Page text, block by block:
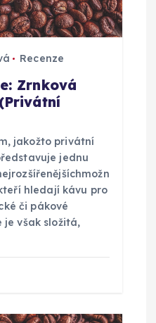
Recenze
Zrnková
jakožto privátní
jednu
hledají kávu pro
či pákové
je však složitá,